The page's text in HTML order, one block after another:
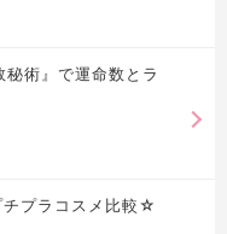
術』で運命数とラ
チプラコスメ比較☆